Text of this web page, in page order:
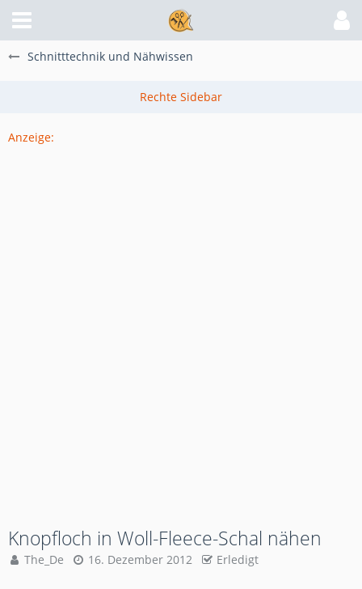
Schnitttechnik und Nähwissen
Anzeige:
Knopfloch in Woll-Fleece-Schal nähen
The_De 16. Dezember 2012 Erledigt